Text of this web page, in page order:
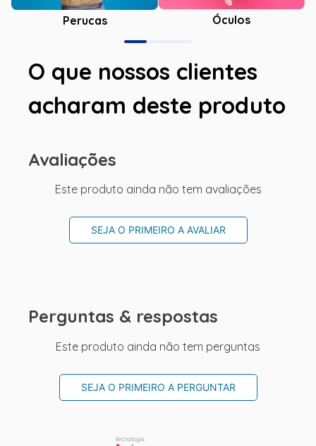
Perucas Óculos
O que nossos clientes
acharam deste produto
Avaliações
Este produto ainda não tem avaliações
SEJA O PRIMEIRO A AVALIAR
Perguntas & respostas
Este produto ainda não tem perguntas
SEJA O PRIMEIRO A PERGUNTAR